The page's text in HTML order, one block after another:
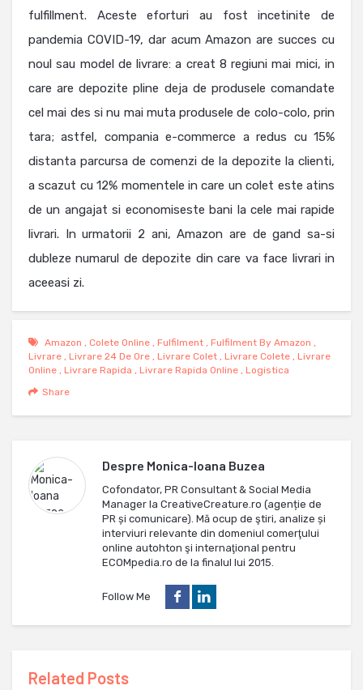
fulfillment. Aceste eforturi au fost incetinite de
pandemia COVID-19, dar acum Amazon are succes cu
noul sau model de livrare: a creat 8 regiuni mai mici, in
care are depozite pline deja de produsele comandate
cel mai des si nu mai muta produsele de colo-colo, prin
tara; astfel, compania e-commerce a redus cu 15%
distanta parcursa de comenzi de la depozite la clienti,
a scazut cu 12% momentele in care un colet este atins
de un angajat si economiseste bani la cele mai rapide
livrari. In urmatorii 2 ani, Amazon are de gand sa-si
dubleze numarul de depozite din care va face livrari in
aceeasi zi.
Amazon , Colete Online , Fulfilment , Fulfilment By Amazon ,
Livrare , Livrare 24 De Ore , Livrare Colet , Livrare Colete , Livrare
Online , Livrare Rapida , Livrare Rapida Online , Logistica
Share
Despre Monica-Ioana Buzea
Cofondator, PR Consultant & Social Media
Manager la CreativeCreature.ro (agenție de
PR și comunicare). Mă ocup de ştiri, analize și
interviuri relevante din domeniul comerţului
online autohton şi internaţional pentru
ECOMpedia.ro de la finalul lui 2015.
Follow Me
Related Posts